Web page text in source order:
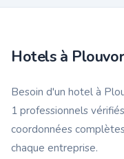
Hotels à
Besoin d'un hotel à
1 professionnels
coordonnées
chaque entreprise.